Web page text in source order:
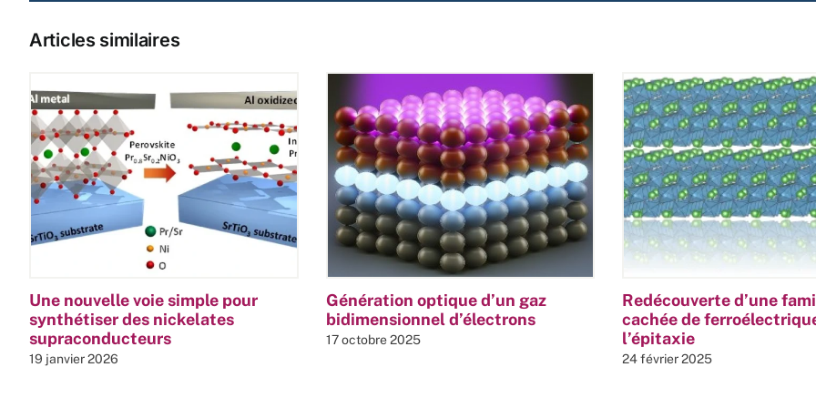
Articles similaires
Une nouvelle voie simple pour
synthétiser des nickelates
supraconducteurs
19 janvier 2026
Génération optique d’un gaz
bidimensionnel d’électrons
17 octobre 2025
Redécouverte d’une
cachée de
l’épitaxie
24 février 2025